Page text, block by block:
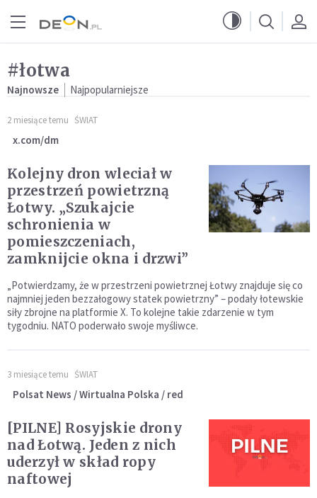
#łotwa
Najnowsze Najpopularniejsze
2 miesiące temu ŚWIAT
x.com/dm
Kolejny dron wleciał w
przestrzeń powietrzną
Łotwy. „Szukajcie
schronienia w
pomieszczeniach,
zamknijcie okna i drzwi”
„Potwierdzamy, że w przestrzeni powietrznej Łotwy znajduje się co
najmniej jeden bezzałogowy statek powietrzny” – podały łotewskie
siły zbrojne na platformie X. To kolejne takie zdarzenie w tym
tygodniu. NATO poderwało swoje myśliwce.
3 miesiące temu ŚWIAT
Polsat News / Wirtualna Polska / red
[PILNE] Rosyjskie drony
nad Łotwą. Jeden z nich
uderzył w skład ropy
naftowej